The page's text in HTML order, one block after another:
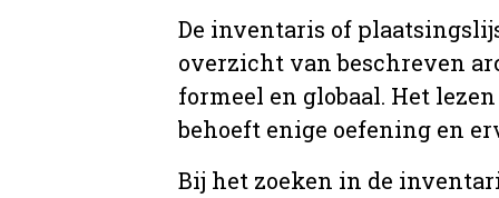
De inventaris of
overzicht van beschreven
formeel en globaal. Het
behoeft enige oefening en
Bij het zoeken in de